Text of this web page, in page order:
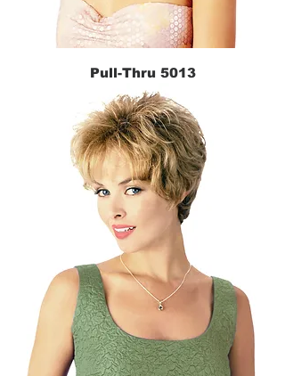
Pull-Thru 5013